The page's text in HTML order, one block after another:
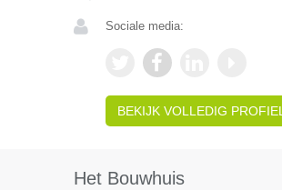
Sociale media:
BEKIJK VOLLEDIG PROFIEL
Het Bouwhuis